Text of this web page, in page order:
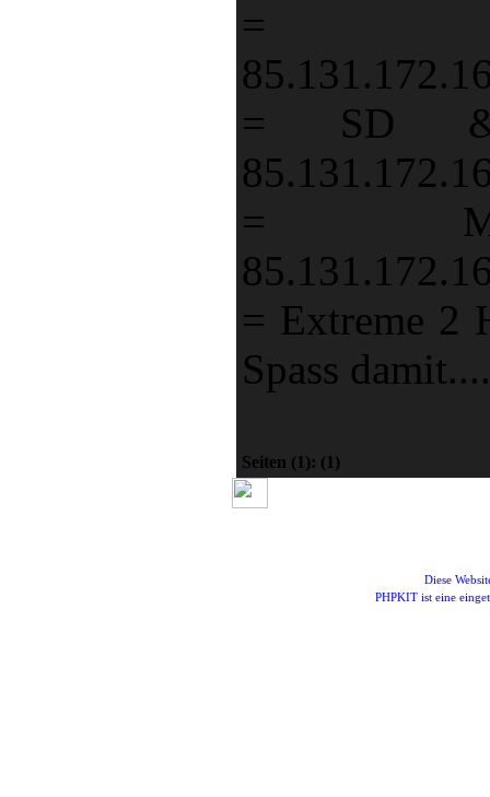
=
= SD
=
= Extreme 2
Spass
Seiten (1): (1)
Diese
PHPKIT ist eine